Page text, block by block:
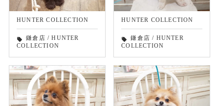
HUNTER COLLECTION
local_offer 鎌倉店 /HUNTER
COLLECTION
HUNTER COLLECTION
local_offer 鎌倉店 / HUNTER
COLLECTION